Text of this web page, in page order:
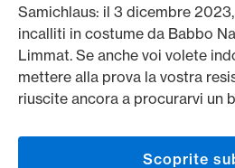
Samichlaus: il 3 dicembre
incalliti in costume da Babbo
Limmat. Se anche voi volete
mettere alla prova la vostra
riuscite ancora a procurarvi un
Scoprite